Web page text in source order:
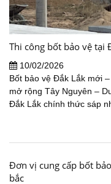
Thi công bốt bảo vệ tại
10/02/2026
Bốt bảo vệ Đắk Lắk mới
mở rộng Tây Nguyên –
Đắk Lắk chính thức sáp
Đơn vị cung cấp bốt
bắc